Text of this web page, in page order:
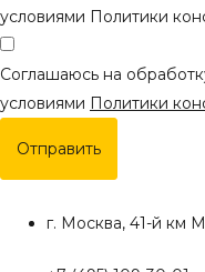
условиями Политики
Соглашаюсь на
условиями Политики
Отправить
г. Москва, 41-й км